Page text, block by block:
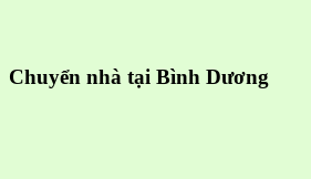
Chuyển nhà tại Bình Dương